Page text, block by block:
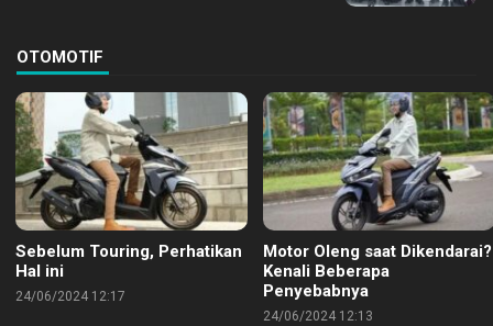
OTOMOTIF
Sebelum Touring, Perhatikan
Hal ini
24/06/2024 12:17
Motor Oleng saat Dikendarai?
Kenali Beberapa
Penyebabnya
24/06/2024 12:13